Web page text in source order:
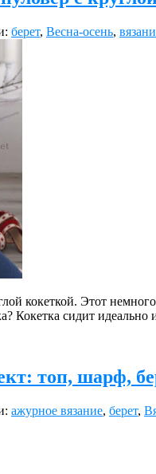
берет, Весна-осень,
кокеткой. Этот
Кокетка сидит
топ, шарф,
ажурное вязание, берет,